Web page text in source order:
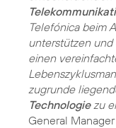
Telefónica beim
unterstützen
einen
zugrunde
Technologiezu
General